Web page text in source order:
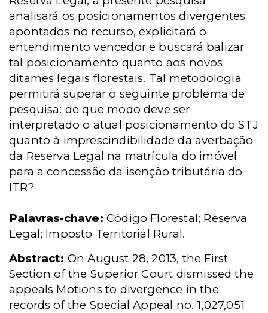
analisará os posicionamentos divergentes
apontados no recurso, explicitará o
entendimento vencedor e buscará balizar
tal posicionamento quanto aos novos
ditames legais florestais. Tal metodologia
permitirá superar o seguinte problema de
pesquisa: de que modo deve ser
interpretado o atual posicionamento do STJ
quanto à imprescindibilidade da averbação
da Reserva Legal na matrícula do imóvel
para a concessão da isenção tributária do
ITR?
Palavras-chave: Código Florestal; Reserva
Legal; Imposto Territorial Rural.
Abstract: On August 28, 2013, the First
Section of the Superior Court dismissed the
appeals Motions to divergence in the
records of the Special Appeal no. 1,027,051